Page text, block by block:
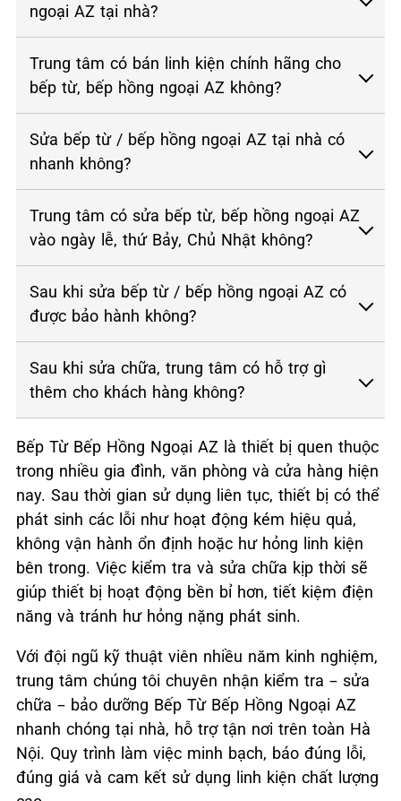
ngoại AZ tại nhà?
Trung tâm có bán linh kiện chính hãng cho
bếp từ, bếp hồng ngoại AZ không?
Sửa bếp từ / bếp hồng ngoại AZ tại nhà có
nhanh không?
Trung tâm có sửa bếp từ, bếp hồng ngoại AZ
vào ngày lễ, thứ Bảy, Chủ Nhật không?
Sau khi sửa bếp từ / bếp hồng ngoại AZ có
được bảo hành không?
Sau khi sửa chữa, trung tâm có hỗ trợ gì
thêm cho khách hàng không?
Bếp Từ Bếp Hồng Ngoại AZ là thiết bị quen thuộc
trong nhiều gia đình, văn phòng và cửa hàng hiện
nay. Sau thời gian sử dụng liên tục, thiết bị có thể
phát sinh các lỗi như hoạt động kém hiệu quả,
không vận hành ổn định hoặc hư hỏng linh kiện
bên trong. Việc kiểm tra và sửa chữa kịp thời sẽ
giúp thiết bị hoạt động bền bỉ hơn, tiết kiệm điện
năng và tránh hư hỏng nặng phát sinh.
Với đội ngũ kỹ thuật viên nhiều năm kinh nghiệm,
trung tâm chúng tôi chuyên nhận kiểm tra – sửa
chữa – bảo dưỡng Bếp Từ Bếp Hồng Ngoại AZ
nhanh chóng tại nhà, hỗ trợ tận nơi trên toàn Hà
Nội. Quy trình làm việc minh bạch, báo đúng lỗi,
đúng giá và cam kết sử dụng linh kiện chất lượng